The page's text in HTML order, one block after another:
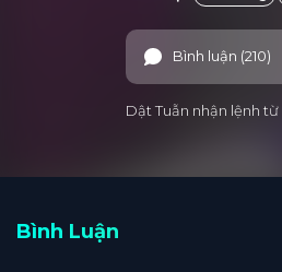
Bình luận (210)
Dật Tuẫn nhận lệnh
Bình Luận